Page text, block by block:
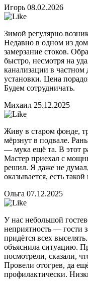
Игорь 08.02.2026
Зимой регулярно
Недавно в одном из
замерзание стоков.
быстро, несмотря на
канализации в
установки. Цена
Будем сотрудничать.
Михаил 25.12.2025
Живу в старом фонде,
мёрзнут в подвале.
— мука ещё та. В этот
Мастер приехал с
решил. Я даже не
оказывается, есть
Ольга 07.12.2025
У нас небольшой
неприятность — гости
придётся всех
объяснила ситуацию.
посмотрели, сказали,
Провели отогрев, да
профилактически.